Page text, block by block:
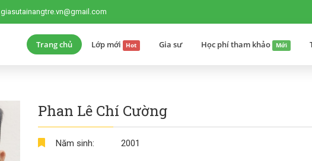
giasutainangtre.vn@gmail.com
Trang chủ Lớp mới Hot Gia sư Học phí tham khảo Mới
Phan Lê Chí Cường
Năm sinh: 2001